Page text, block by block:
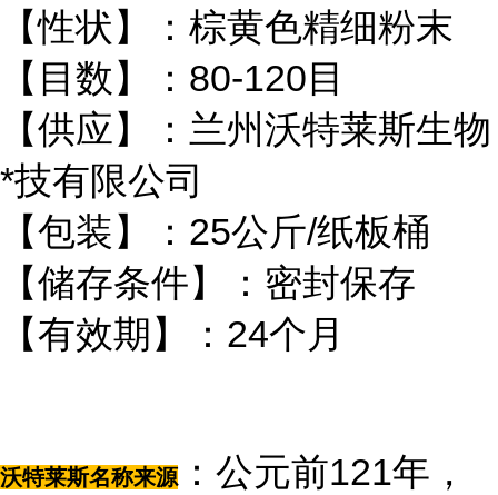
【性状】：棕黄色精细粉末
【目数】：80-120目
【供应】：兰州沃特莱斯生物
*技有限公司
【包装】：25公斤/纸板桶
【储存条件】：密封保存
【有效期】：24个月
沃特莱斯名称来源
：公元前121年，